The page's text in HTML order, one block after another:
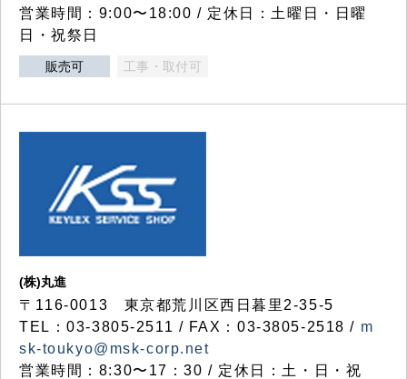
営業時間：9:00〜18:00 / 定休日：土曜日・日曜
日・祝祭日
販売可 工事・取付可
(株)丸進
〒116-0013 東京都荒川区西日暮里2-35-5
TEL：03-3805-2511 / FAX：03-3805-2518 / m
sk-toukyo@msk-corp.net
営業時間：8:30〜17：30 / 定休日：土・日・祝